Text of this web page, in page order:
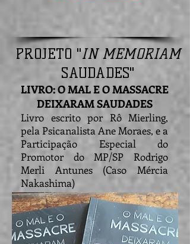
PROJETO "IN MEMORIAM
SAUDADES"
Livro escrito por Rô Mierling,
pela Psicanalista Ane Moraes, e a
Participação Especial do
Promotor do MP/SP Rodrigo
Merli Antunes (Caso Mércia
Nakashima)
LIVRO: O MAL E O MASSACRE
DEIXARAM SAUDADES